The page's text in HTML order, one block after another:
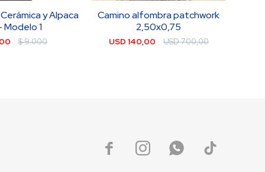
y Alpaca
1
$9.000
Camino alfombra patchwork
2,50x0,75
USD 140,00 USD700,00
   